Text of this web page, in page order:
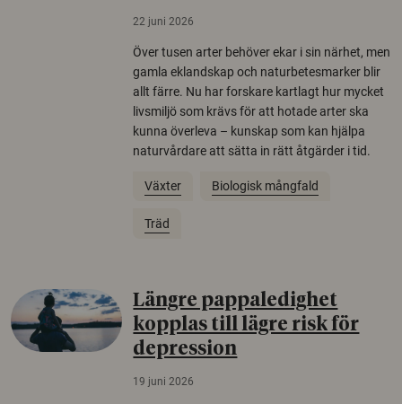
22 juni 2026
Över tusen arter behöver ekar i sin närhet, men
gamla eklandskap och naturbetesmarker blir
allt färre. Nu har forskare kartlagt hur mycket
livsmiljö som krävs för att hotade arter ska
kunna överleva – kunskap som kan hjälpa
naturvårdare att sätta in rätt åtgärder i tid.
Växter Biologisk mångfald
Träd
Längre pappaledighet
kopplas till lägre risk för
depression
19 juni 2026